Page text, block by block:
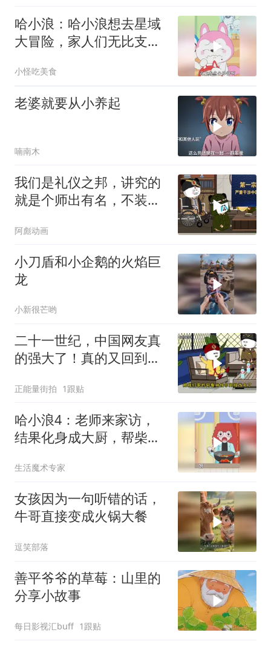
哈小浪：哈小浪想去星域
大冒险，家人们无比支
小怪吃美食
老婆就要从小养起
喃南木
我们是礼仪之邦，讲究的
就是个师出有名，不装
阿彪动画
小刀盾和小企鹅的火焰巨
龙
小新很芒哟
二十一世纪，中国网友真
的强大了！真的又回到世
正能量街拍 1跟贴
哈小浪4：老师来家访，
结果化身成大厨，帮柴圆
生活魔术专家
女孩因为一句听错的话，
牛哥直接变成火锅大餐
逗笑部落
善平爷爷的草莓：山里的
分享小故事
每日影视汇buff 1跟贴